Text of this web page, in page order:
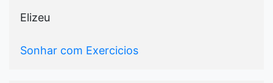
Elizeu
Sonhar com Exercicios